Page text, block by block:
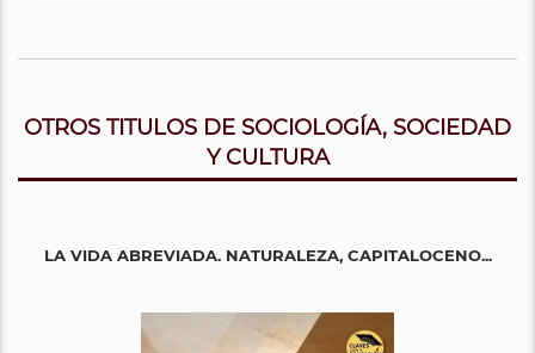
OTROS TITULOS DE SOCIOLOGÍA, SOCIEDAD
Y CULTURA
LA VIDA ABREVIADA. NATURALEZA, CAPITALOCENO...